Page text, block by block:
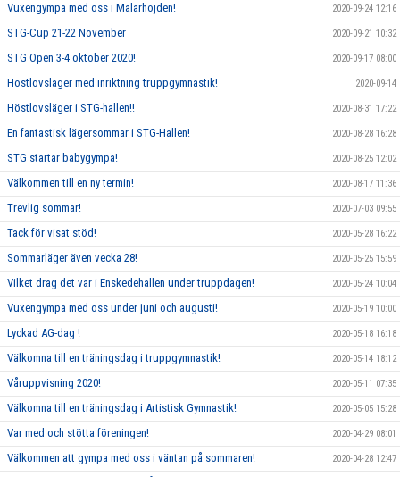
Vuxengympa med oss i Mälarhöjden! 2020-09-24 12:16
STG-Cup 21-22 November 2020-09-21 10:32
STG Open 3-4 oktober 2020! 2020-09-17 08:00
Höstlovsläger med inriktning truppgymnastik! 2020-09-14
Höstlovsläger i STG-hallen!! 2020-08-31 17:22
En fantastisk lägersommar i STG-Hallen! 2020-08-28 16:28
STG startar babygympa! 2020-08-25 12:02
Välkommen till en ny termin! 2020-08-17 11:36
Trevlig sommar! 2020-07-03 09:55
Tack för visat stöd! 2020-05-28 16:22
Sommarläger även vecka 28! 2020-05-25 15:59
Vilket drag det var i Enskedehallen under truppdagen! 2020-05-24 10:04
Vuxengympa med oss under juni och augusti! 2020-05-19 10:00
Lyckad AG-dag ! 2020-05-18 16:18
Välkomna till en träningsdag i truppgymnastik! 2020-05-14 18:12
Våruppvisning 2020! 2020-05-11 07:35
Välkomna till en träningsdag i Artistisk Gymnastik! 2020-05-05 15:28
Var med och stötta föreningen! 2020-04-29 08:01
Välkommen att gympa med oss i väntan på sommaren! 2020-04-28 12:47